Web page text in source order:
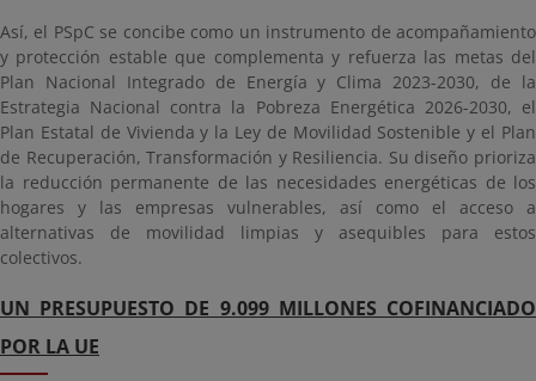
Así, el PSpC se concibe como un instrumento de acompañamiento
y protección estable que complementa y refuerza las metas del
Plan Nacional Integrado de Energía y Clima 2023-2030, de la
Estrategia Nacional contra la Pobreza Energética 2026-2030, el
Plan Estatal de Vivienda y la Ley de Movilidad Sostenible y el Plan
de Recuperación, Transformación y Resiliencia. Su diseño prioriza
la reducción permanente de las necesidades energéticas de los
hogares y las empresas vulnerables, así como el acceso a
alternativas de movilidad limpias y asequibles para estos
colectivos.
UN PRESUPUESTO DE 9.099 MILLONES COFINANCIADO
POR LA UE